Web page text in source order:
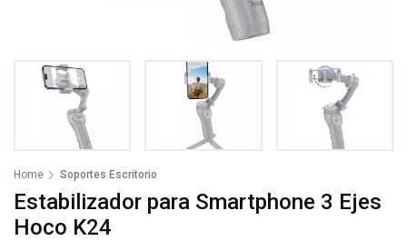
Home Soportes Escritorio
Estabilizador para Smartphone 3 Ejes
Hoco K24